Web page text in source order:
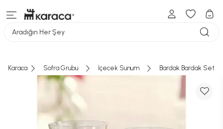
Aradığın Her Şey
Karaca Sofra Grubu İçecek Sunum Bardak Bardak Seti